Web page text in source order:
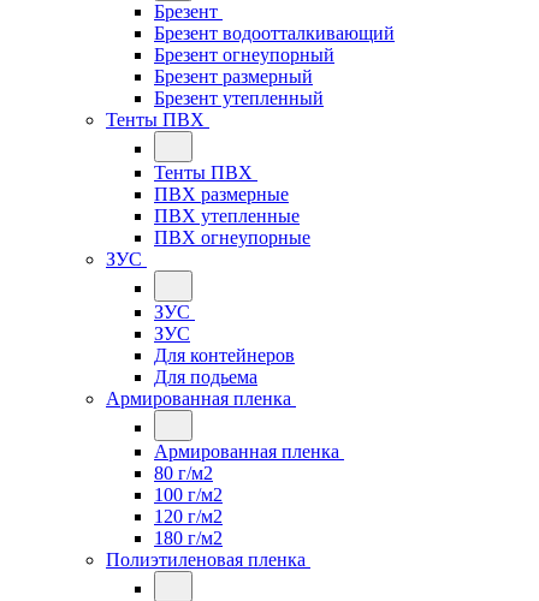
Брезент
Брезент водоотталкивающий
Брезент огнеупорный
Брезент размерный
Брезент утепленный
Тенты ПВХ
Тенты ПВХ
ПВХ размерные
ПВХ утепленные
ПВХ огнеупорные
ЗУС
ЗУС
ЗУС
Для контейнеров
Для подьема
Армированная пленка
Армированная пленка
80 г/м2
100 г/м2
120 г/м2
180 г/м2
Полиэтиленовая пленка